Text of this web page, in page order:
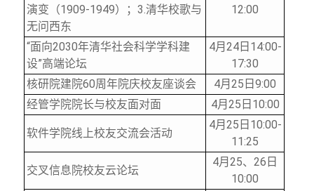
演变（1909-1949）；3.清华校歌与
无问西东
12:00
“面向2030年清华社会科学学科建
设”高端论坛
4月24日14:00-
17:30
核研院建院60周年院庆校友座谈会
4月25日9:00
经管学院院长与校友面对面
4月25日10:00
软件学院线上校友交流会活动
4月25日10:00-
11:25
交叉信息院校友云论坛
4月25、26日
10:00